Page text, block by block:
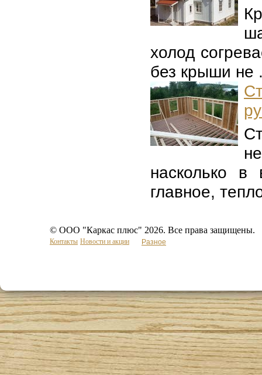
холод
без крыши не
насколько
главное,
© ООО "Каркас плюс" 2026. Все права защищены.
Контакты Новости и акции Разное